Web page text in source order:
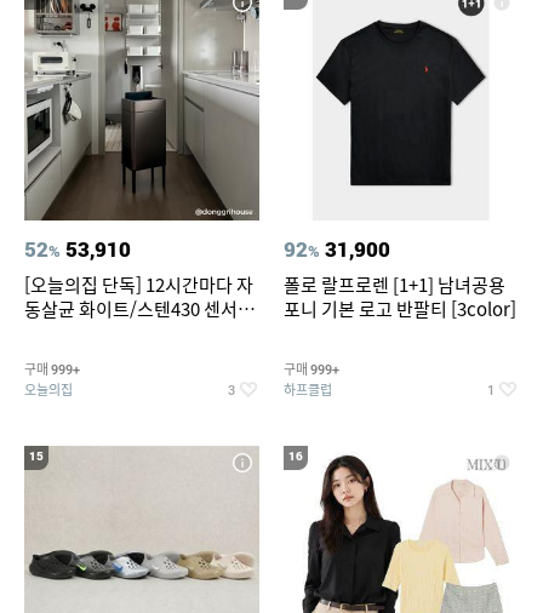
52% 53,910
[오늘의집 단독] 12시간마다 자
동살균 화이트/스텐430 센서휴
구매 999+
오늘의집 3
92% 31,900
폴로 랄프로렌 [1+1] 남녀공용
포니 기본 로고 반팔티 [3color]
구매 999+
하프클럽 1
15 16